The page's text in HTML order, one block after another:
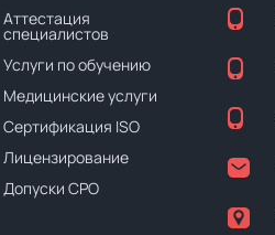
Аттестация
специалистов
Услуги по обучению
Медицинские услуги
Сертификация ISO
Лицензирование
Допуски СРО